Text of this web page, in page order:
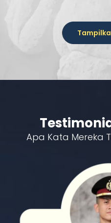
Apa Kata Mereka